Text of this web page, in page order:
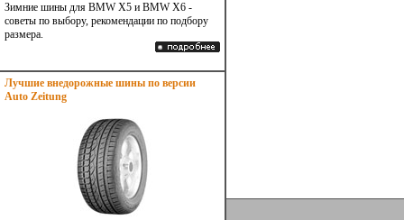
Зимние шины для BMW X5 и BMW X6 -
советы по выбору, рекомендации по подбору
размера.
Лучшие внедорожные шины по версии
Auto Zeitung